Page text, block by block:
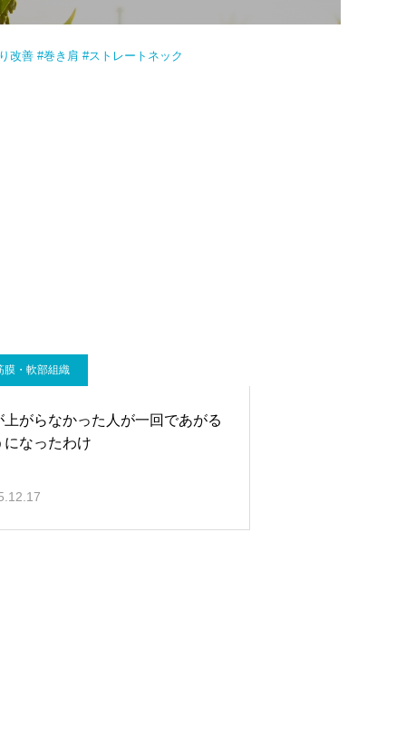
改善 #巻き肩 #ストレートネック
膜・軟部組織
上がらなかった人が一回であがる
になったわけ